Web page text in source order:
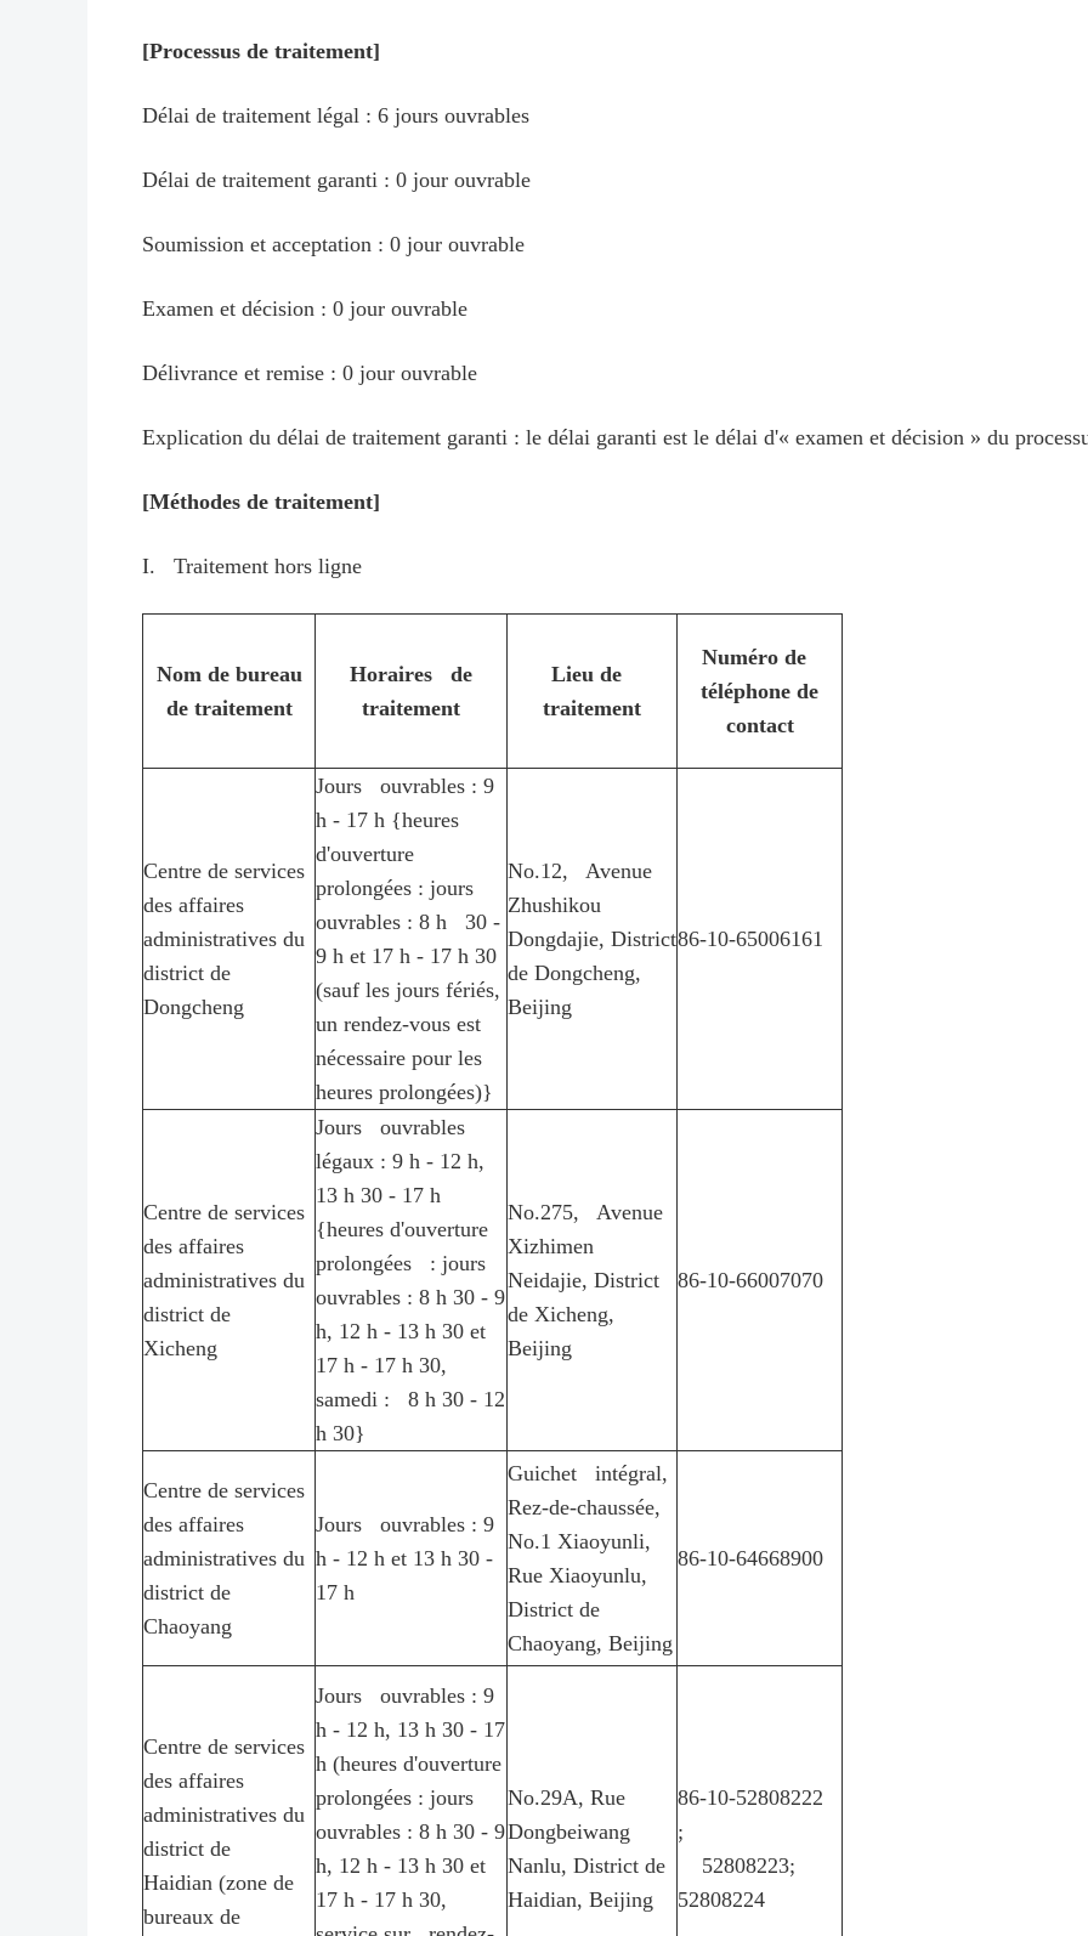
[Processus de traitement]
Délai de traitement légal : 6 jours ouvrables
Délai de traitement garanti : 0 jour ouvrable
Soumission et acceptation : 0 jour ouvrable
Examen et décision : 0 jour ouvrable
Délivrance et remise : 0 jour ouvrable
Explication du délai de traitement garanti : le délai garanti est le délai d'« examen et décision » du
[Méthodes de traitement]
I. Traitement hors ligne
Nom de bureau
de traitement
Horaires de
traitement
Lieu de
traitement
Numéro de
téléphone de
contact
Centre de services
des affaires
administratives du
district de
Dongcheng
Jours ouvrables : 9
h - 17 h {heures
d'ouverture
prolongées : jours
ouvrables : 8 h 30 -
9 h et 17 h - 17 h 30
(sauf les jours fériés,
un rendez-vous est
nécessaire pour les
heures prolongées)}
No.12, Avenue
Zhushikou
Dongdajie, District
de Dongcheng,
Beijing
86-10-65006161
Centre de services
des affaires
administratives du
district de
Xicheng
Jours ouvrables
légaux : 9 h - 12 h,
13 h 30 - 17 h
{heures d'ouverture
prolongées : jours
ouvrables : 8 h 30 - 9
h, 12 h - 13 h 30 et
17 h - 17 h 30,
samedi : 8 h 30 - 12
h 30}
No.275, Avenue
Xizhimen
Neidajie, District
de Xicheng,
Beijing
86-10-66007070
Centre de services
des affaires
administratives du
district de
Chaoyang
Jours ouvrables : 9
h - 12 h et 13 h 30 -
17 h
Guichet intégral,
Rez-de-chaussée,
No.1 Xiaoyunli,
Rue Xiaoyunlu,
District de
Chaoyang, Beijing
86-10-64668900
Centre de services
des affaires
administratives du
district de
Haidian (zone de
bureaux de
Jours ouvrables : 9
h - 12 h, 13 h 30 - 17
h (heures d'ouverture
prolongées : jours
ouvrables : 8 h 30 - 9
h, 12 h - 13 h 30 et
17 h - 17 h 30,
No.29A, Rue
Dongbeiwang
Nanlu, District de
Haidian, Beijing
86-10-52808222
;
52808223;
52808224